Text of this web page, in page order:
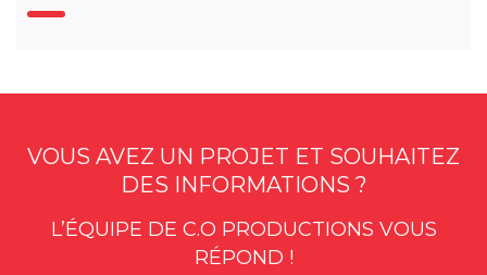
VOUS AVEZ UN PROJET ET SOUHAITEZ
DES INFORMATIONS ?
L’ÉQUIPE DE C.O PRODUCTIONS VOUS
RÉPOND !